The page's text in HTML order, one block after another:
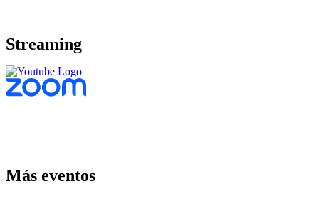
Streaming
Más eventos